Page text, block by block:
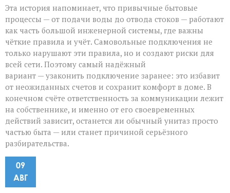
Эта история напоминает, что привычные бытовые
процессы — от подачи воды до отвода стоков — работают
как часть большой инженерной системы, где важны
чёткие правила и учёт. Самовольные подключения не
только нарушают эти правила, но и создают риски для
всей сети. Поэтому самый надёжный
вариант — узаконить подключение заранее: это избавит
от неожиданных счетов и сохранит комфорт в доме. В
конечном счёте ответственность за коммуникации лежит
на собственнике, и именно от его своевременных
действий зависит, останется ли обычный унитаз просто
частью быта — или станет причиной серьёзного
разбирательства.
09
АВГ